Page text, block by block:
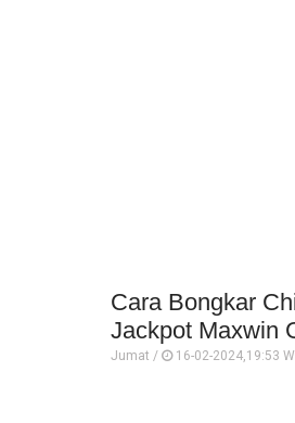
Cara Bongkar
Jackpot Maxwin
Jumat / 16-02-2024,19:53